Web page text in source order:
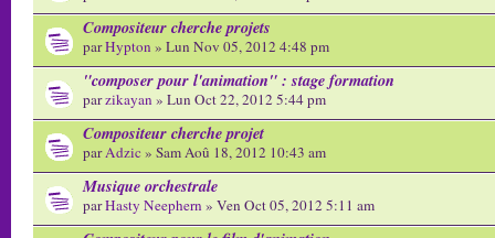
Compositeur cherche projets
parHypton » Lun Nov 05, 2012 4:48 pm
"composer pour l'animation" : stage formation
parzikayan » Lun Oct 22, 2012 5:44 pm
Compositeur cherche projet
parAdzic» Sam Aoû 18, 2012 10:43 am
Musique orchestrale
parHasty Neephern » Ven Oct 05, 2012 5:11 am